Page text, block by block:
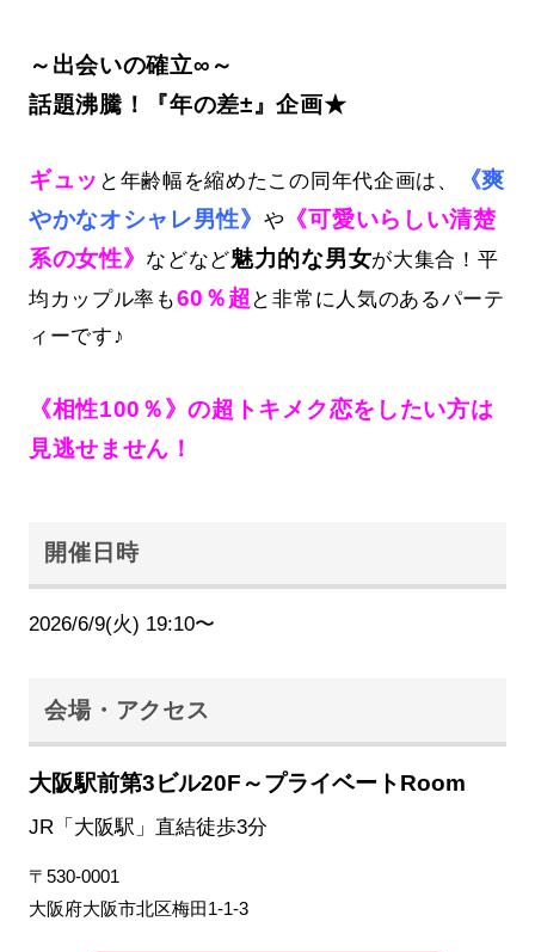
～出会いの確立∞～
話題沸騰！『年の差±』企画★
ギュッ と年齢幅を縮めたこの同年代企画は、
《爽
やかなオシャレ男性》 や 《可愛いらしい清楚
系の女性》 などなど魅力的な男女が大集合！平
均カップル率も60％超 と非常に人気のあるパーテ
ィーです♪
《相性100％》の超トキメク恋をしたい方は
見逃せません！
開催日時
2026/6/9(火) 19:10〜
会場・アクセス
大阪駅前第3ビル20F～プライベートRoom
JR「大阪駅」直結徒歩3分
〒530-0001
大阪府大阪市北区梅田1-1-3